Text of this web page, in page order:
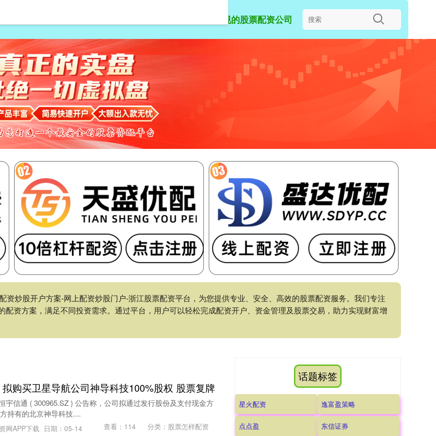
北京正规的股票配资公司
资炒股开户方案-网上配资炒股门户-浙江股票配资平台，为您提供专业、安全、高效的股票配资服务。我们专注
资方案，满足不同投资需求。通过平台，用户可以轻松完成配资开户、资金管理及股票交易，助力实现财富增
购买卫星导航公司神导科技100%股权 股票复牌
宇信通 ( 300965.SZ ) 公告称，公司拟通过发行股份及支付现金方
持有的北京神导科技....
网APP下载 日期：05-14 查看： 114 分类： 股票怎样配资
话题标签
星火配资 逸富盈策略
点点盈 东信证券